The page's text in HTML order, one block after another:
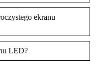
ekranu
LED?